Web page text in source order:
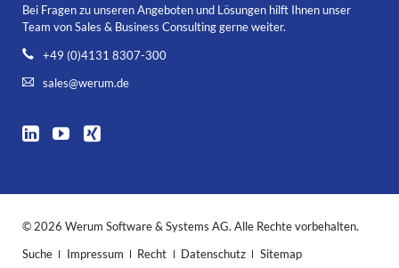
Bei Fragen zu unseren Angeboten und Lösungen hilft Ihnen unser
Team von Sales & Business Consulting gerne weiter.
+49 (0)4131 8307-300
sales@werum.de
© 2026 Werum Software & Systems AG. Alle Rechte vorbehalten.
Navigation
Suche Impressum Recht Datenschutz Sitemap